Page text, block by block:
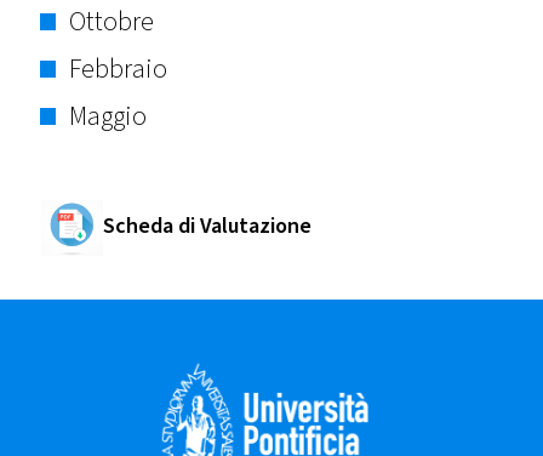
Ottobre
Febbraio
Maggio
Scheda di Valutazione